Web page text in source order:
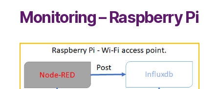
Monitoring – Raspberry Pi